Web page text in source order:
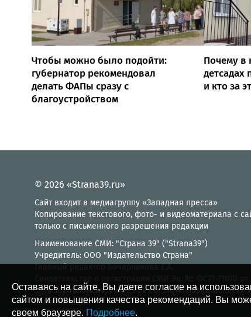
Чтобы можно было подойти:
губернатор рекомендовал
делать ФАПы сразу с
благоустройством
Почему в
детсадах
и кто за
© 2026 «Strana39.ru»
Сайт входит в медиагруппу «Западная пресса»
Копирование текстового, фото- и видеоматериала с
только с письменного разрешения редакции
Наименование СМИ: "Страна 39" ("Strana39")
Учредитель: ООО "Издательство Страна"
Главный редактор Бочарникова Е.А.
службой по надзору в сфере связи, информационных
коммуникаций
Оставаясь на сайте, Вы даете согласие на
сайтом и повышения качества рекомендаций. Вы
своем браузере. Подробнее.